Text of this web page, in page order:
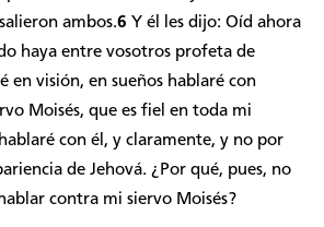
ambos.6 Y él les dijo: Oíd ahora
haya entre vosotros profeta de
en visión, en sueños hablaré con
Moisés, que es fiel en toda mi
con él, y claramente, y no por
de Jehová. ¿Por qué, pues, no
contra mi siervo Moisés?